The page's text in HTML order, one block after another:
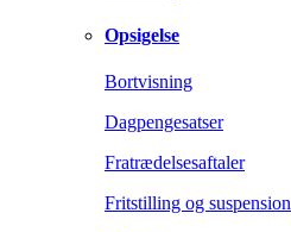
Opsigelse
Bortvisning
Dagpengesatser
Fratrædelsesaftaler
Fritstilling og suspension